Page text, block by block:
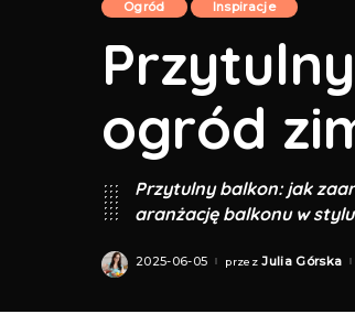
Ogród Inspiracje
ogród
Przytulny balkon: jak
aranżację balkonu w
2025-06-05Posted
przez Julia Górska